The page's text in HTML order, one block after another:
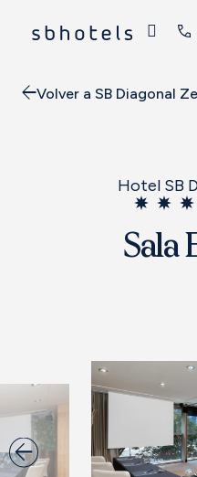
Volver a SB Diagonal
Hotel SB
Sala